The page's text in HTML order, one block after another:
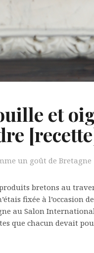
et
un goût de Bretagne
bretons au
fixée à l’occasion
au Salon
que chacun devait